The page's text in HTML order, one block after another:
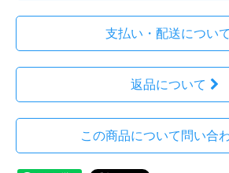
支払い・配送について
返品について
この商品について問い合